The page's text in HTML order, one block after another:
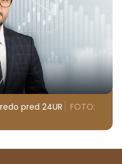
pred 24UR
FOTO: